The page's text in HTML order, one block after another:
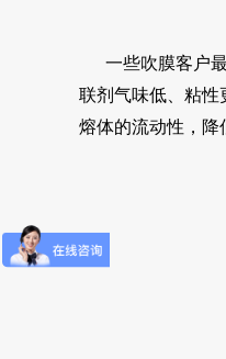
一些吹膜客户
联剂气味低、粘性
熔体的流动性，降